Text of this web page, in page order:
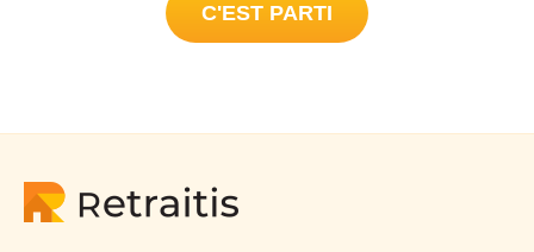
C'EST PARTI